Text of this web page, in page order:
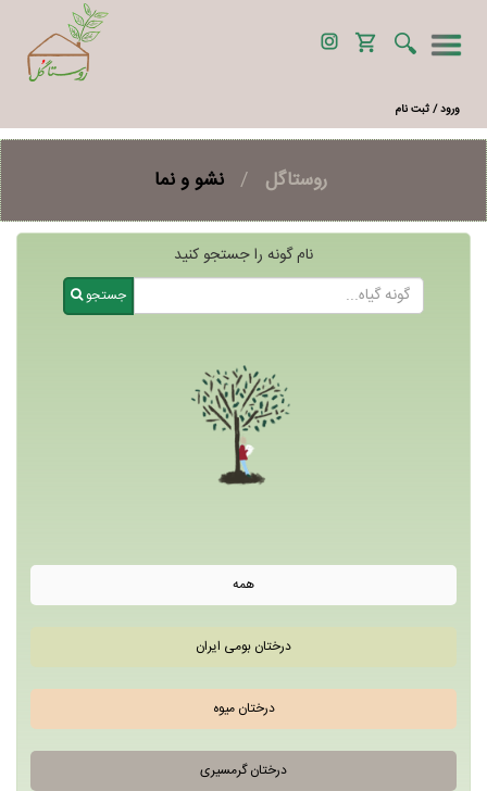
ورود / ثبت نام
روستاگل / نشو و نما
نام گونه را جستجو کنید
جستجو
همه
درختان بومی ایران
درختان میوه
درختان گرمسیری